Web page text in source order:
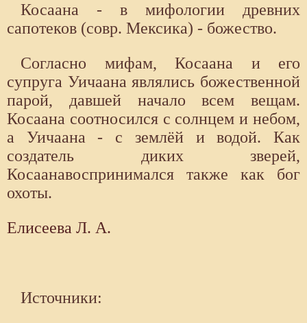
Косаана - в мифологии древних
сапотеков (совр. Мексика) - божество.
Согласно мифам, Косаана и его
супруга Уичаана являлись божественной
парой, давшей начало всем вещам.
Косаана соотносился с солнцем и небом,
а Уичаана - с землёй и водой. Как
создатель диких зверей,
Косаанавоспринимался также как бог
охоты.
Елисеева Л. А.
Источники: